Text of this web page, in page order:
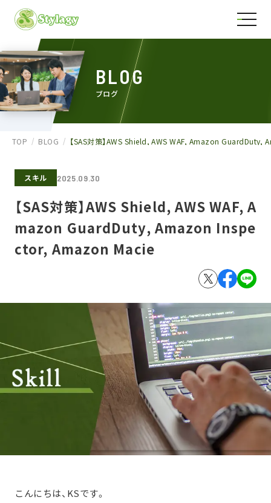
BLOG
ブログ
TOP BLOG 【SAS対策】AWS Shield, AWS WAF, Amazon
スキル 2025.09.30
【SAS対策】AWS Shield, AWS WAF, A
mazon GuardDuty, Amazon Inspe
ctor, Amazon Macie
こんにちは、KSです。